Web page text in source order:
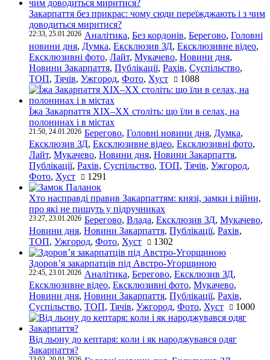
Закарпаття без прикрас: чому сюди переїжджають і з чим
доводиться миритися?
22:33, 25.01.2026 Аналітика, Без кордонів, Берегово, Головні
новини дня, Думка, Ексклюзив ЗД, Ексклюзивне відео,
Ексклюзивні фото, Лайт, Мукачево, Новини дня,
Новини Закарпаття, Публікації, Рахів, Суспільство,
ТОП, Тячів, Ужгород, Фото, Хуст 1088
Їжа Закарпаття ХІХ–ХХ століть: що їли в селах, на
полонинах і в містах
21:50, 24.01.2026 Берегово, Головні новини дня, Думка,
Ексклюзив ЗД, Ексклюзивне відео, Ексклюзивні фото,
Лайт, Мукачево, Новини дня, Новини Закарпаття,
Публікації, Рахів, Суспільство, ТОП, Тячів, Ужгород,
Фото, Хуст 1291
Хто насправді правив Закарпаттям: князі, замки і війни,
про які не пишуть у підручниках
23:27, 23.01.2026 Берегово, Влада, Ексклюзив ЗД, Мукачево,
Новини дня, Новини Закарпаття, Публікації, Рахів,
ТОП, Ужгород, Фото, Хуст 1302
Здоров’я закарпатців під Австро-Угорщиною
22:45, 23.01.2026 Аналітика, Берегово, Ексклюзив ЗД,
Ексклюзивне відео, Ексклюзивні фото, Мукачево,
Новини дня, Новини Закарпаття, Публікації, Рахів,
Суспільство, ТОП, Тячів, Ужгород, Фото, Хуст 1000
Від льону до кептаря: коли і як народжувався одяг
Закарпаття?